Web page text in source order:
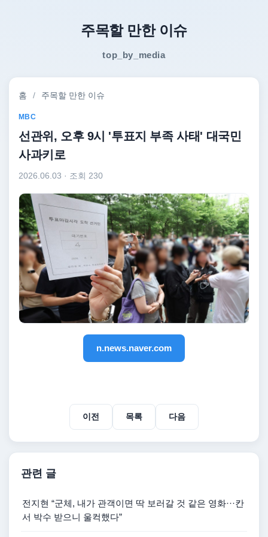
주목할 만한 이슈
top_by_media
홈 / 주목할 만한 이슈
MBC
선관위, 오후 9시 '투표지 부족 사태' 대국민
사과키로
2026.06.03 · 조회 230
n.news.naver.com
이전 목록 다음
관련 글
전지현 “군체, 내가 관객이면 딱 보러갈 것 같은 영화···칸
서 박수 받으니 울컥했다”